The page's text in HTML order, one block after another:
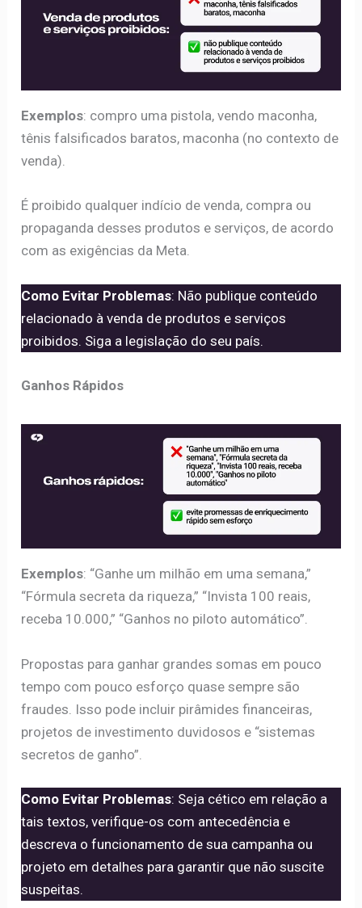
Exemplos: compro uma pistola, vendo maconha,
tênis falsificados baratos, maconha (no contexto de
venda).
É proibido qualquer indício de venda, compra ou
propaganda desses produtos e serviços, de acordo
com as exigências da Meta.
Como Evitar Problemas: Não publique conteúdo
relacionado à venda de produtos e serviços
proibidos. Siga a legislação do seu país.
Ganhos Rápidos
Exemplos: “Ganhe um milhão em uma semana,”
“Fórmula secreta da riqueza,” “Invista 100 reais,
receba 10.000,” “Ganhos no piloto automático”.
Propostas para ganhar grandes somas em pouco
tempo com pouco esforço quase sempre são
fraudes. Isso pode incluir pirâmides financeiras,
projetos de investimento duvidosos e “sistemas
secretos de ganho”.
Como Evitar Problemas: Seja cético em relação a
tais textos, verifique-os com antecedência e
descreva o funcionamento de sua campanha ou
projeto em detalhes para garantir que não suscite
suspeitas.